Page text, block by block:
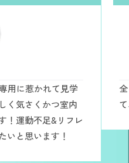
用に惹かれて見学
く気さくかつ室内
！運動不足&リフレ
いと思います！